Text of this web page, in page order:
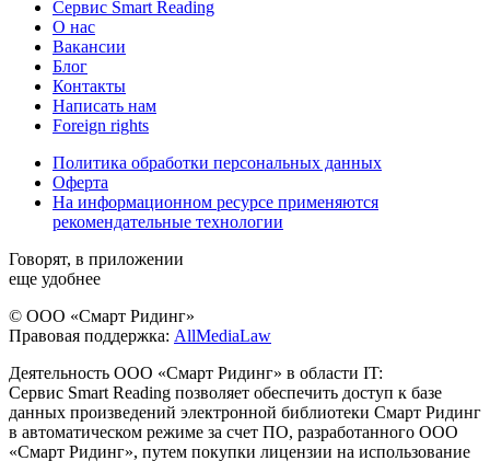
Сервис Smart Reading
О нас
Вакансии
Блог
Контакты
Написать нам
Foreign rights
Политика обработки персональных данных
Оферта
На информационном ресурсе применяются
рекомендательные технологии
Говорят, в приложении
еще удобнее
© ООО «Смарт Ридинг»
Правовая поддержка: AllMediaLaw
Деятельность ООО «Смарт Ридинг» в области IT:
Сервис Smart Reading позволяет обеспечить доступ к базе
данных произведений электронной библиотеки Смарт Ридинг
в автоматическом режиме за счет ПО, разработанного ООО
«Смарт Ридинг», путем покупки лицензии на использование